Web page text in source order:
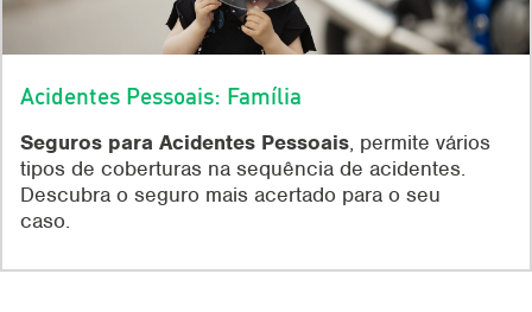
Acidentes Pessoais: Família
Seguros para Acidentes Pessoais, permite vários
tipos de coberturas na sequência de acidentes.
Descubra o seguro mais acertado para o seu
caso.